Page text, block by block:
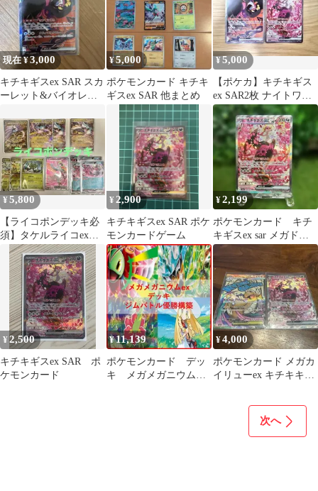
現在 ¥3,000
キチキギスex SAR スカ
ーレット&バイオレッ
ンダラ…
¥5,000
ポケモンカード キチキ
ギスex SAR 他まとめ
¥5,000
【ポケカ】キチキギス
ex SAR2枚 ナイトワン
ダラー MEGAドリーム
ex
¥5,800
【ライコポンデッキ必
須】タケルライコex
SAR キチキギスex SR
他
¥ 2,900
キチキギスex SAR ポケ
モンカードゲーム
¥2,199
ポケモンカード キチ
キギスex sar メガドリ
ームex
¥2,500
キチキギスex SAR ポ
ケモンカード
¥11,139
ポケモンカード デッ
キ メガメガニウム
¥4,000
ポケモンカード メガカ
イリューex キチキキス
次へ